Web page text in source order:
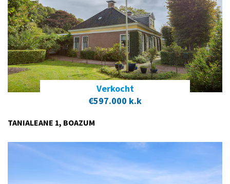
Verkocht
€597.000 k.k
TANIALEANE 1, BOAZUM